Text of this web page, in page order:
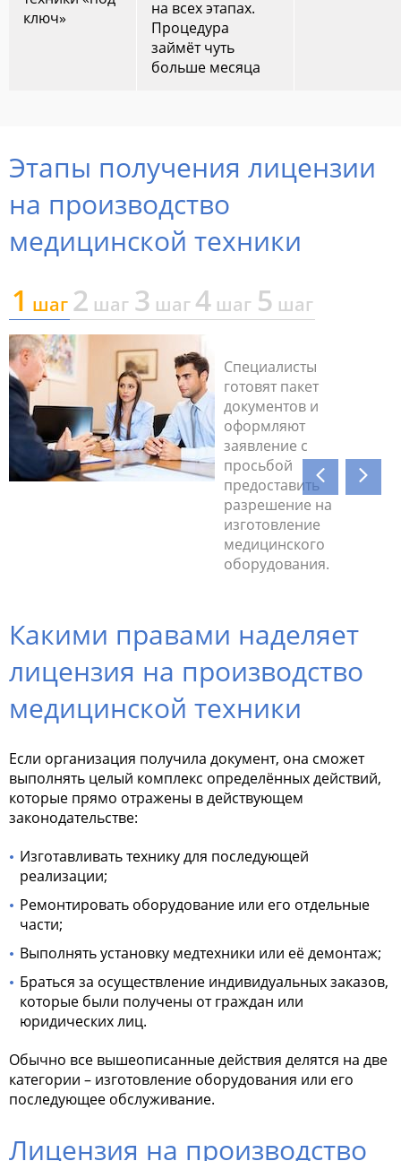
ключ»
на всех этапах.
Процедура
займёт чуть
больше месяца
Этапы получения лицензии
на производство
медицинской техники
1 шаг 2 шаг 3 шаг 4 шаг 5 шаг
Специалисты
готовят пакет
документов и
оформляют
заявление с
просьбой
предоставить
разрешение на
изготовление
медицинского
оборудования.
Какими правами наделяет
лицензия на производство
медицинской техники
Если организация получила документ, она сможет
выполнять целый комплекс определённых действий,
которые прямо отражены в действующем
законодательстве:
Изготавливать технику для последующей
реализации;
Ремонтировать оборудование или его отдельные
части;
Выполнять установку медтехники или её демонтаж;
Браться за осуществление индивидуальных заказов,
которые были получены от граждан или
юридических лиц.
Обычно все вышеописанные действия делятся на две
категории – изготовление оборудования или его
последующее обслуживание.
Лицензия на производство